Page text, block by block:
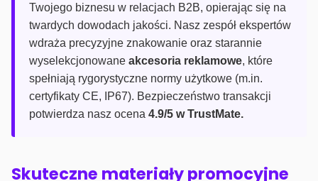
Twojego biznesu w relacjach B2B, opierając się na
twardych dowodach jakości. Nasz zespół ekspertów
wdraża precyzyjne znakowanie oraz starannie
wyselekcjonowane akcesoria reklamowe, które
spełniają rygorystyczne normy użytkowe (m.in.
certyfikaty CE, IP67). Bezpieczeństwo transakcji
potwierdza nasz ocena 4.9/5 w TrustMate.
Skuteczne materiały promocyjne